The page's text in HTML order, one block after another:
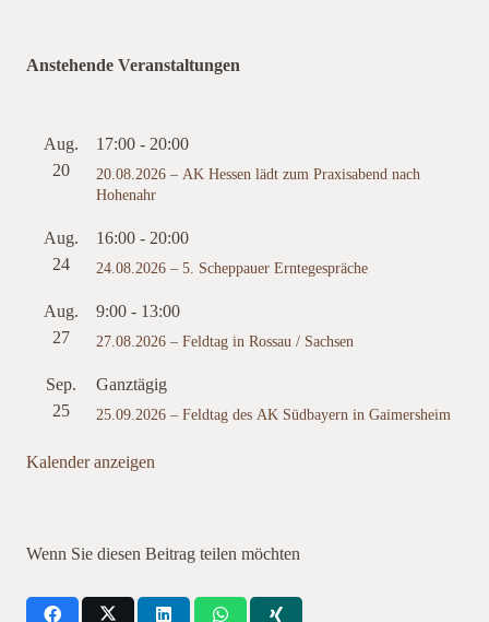
Anstehende Veranstaltungen
Aug.
20
17:00-20:00
20.08.2026 – AK Hessen lädt zum Praxisabend nach
Hohenahr
Aug.
24
16:00-20:00
24.08.2026 – 5. Scheppauer Erntegespräche
Aug.
27
9:00- 13:00
27.08.2026 – Feldtag in Rossau / Sachsen
Sep.
25
Ganztägig
25.09.2026 – Feldtag des AK Südbayern in Gaimersheim
Kalender anzeigen
Wenn Sie diesen Beitrag teilen möchten